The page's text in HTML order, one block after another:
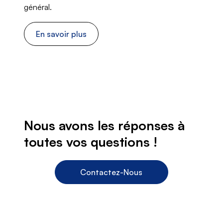
Nous avons les réponses à
toutes vos questions !
Contactez-Nous
général.
En savoir plus